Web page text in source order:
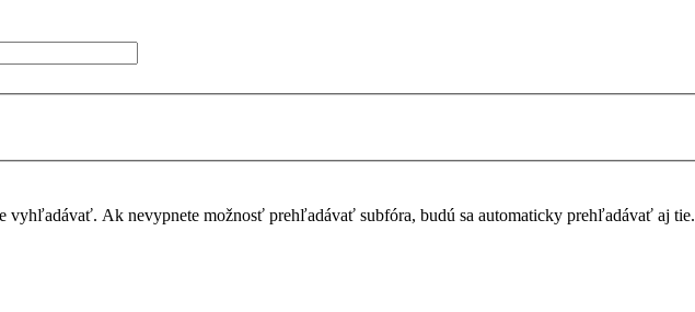
vyhľadávať. Ak nevypnete možnosť prehľadávať subfóra, budú sa automaticky prehľadávať aj tie.